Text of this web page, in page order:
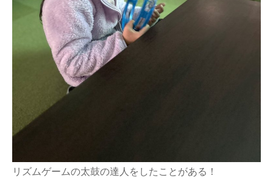
リズムゲームの太鼓の達人をしたことがある！